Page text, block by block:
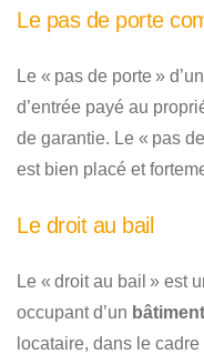
Le pas de porte
Le « pas de porte » d’un
d’entrée payé au
de garantie. Le « pas
est bien placé et
Le droit au bail
Le « droit au bail » est
occupant d’un
locataire, dans le cadre